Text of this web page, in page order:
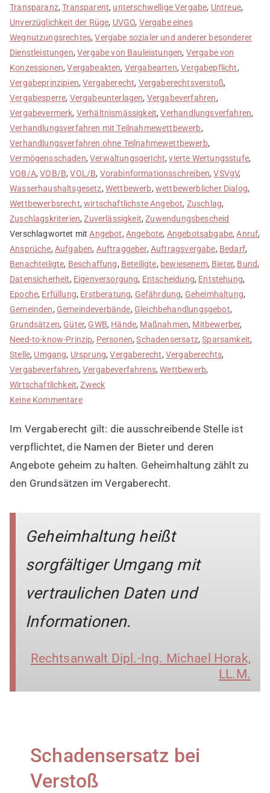
Transparanz,Transparent, unterschwellige Vergabe, Untreue,
Unverzüglichkeit der Rüge, UVGO, Vergabe eines
Wegnutzungsrechtes,Vergabe sozialer und anderer besonderer
Dienstleistungen,Vergabe von Bauleistungen, Vergabe von
Konzessionen,Vergabeakten, Vergabearten,Vergabepflicht,
Vergabeprinzipien,Vergaberecht, Vergaberechtsverstoß,
Vergabesperre, Vergabeunterlagen, Vergabeverfahren,
Vergabevermerk, Verhältnismässigkeit,Verhandlungsverfahren,
Verhandlungsverfahren mit Teilnahmewettbewerb,
Verhandlungsverfahren ohne Teilnahmewettbewerb,
Vermögensschaden,Verwaltungsgericht,vierte Wertungsstufe,
VOB/A,VOB/B,VOL/B, Vorabinformationsschreiben,VSVgV,
Wasserhaushaltsgesetz, Wettbewerb, wettbewerblicher Dialog,
Wettbewerbsrecht,wirtschaftlichste Angebot, Zuschlag,
Zuschlagskriterien,Zuverlässigkeit,Zuwendungsbescheid
Verschlagwortet mitAngebot, Angebote, Angebotsabgabe,Anruf,
Ansprüche, Aufgaben, Auftraggeber, Auftragsvergabe, Bedarf,
Benachteiligte, Beschaffung, Beteiligte, bewiesenem, Bieter, Bund,
Datensicherheit, Eigenversorgung, Entscheidung, Entstehung,
Epoche, Erfüllung, Erstberatung, Gefährdung, Geheimhaltung,
Gemeinden, Gemeindeverbände, Gleichbehandlungsgebot,
Grundsätzen, Güter, GWB, Hände, Maßnahmen, Mitbewerber,
Need-to-know-Prinzip, Personen,Schadensersatz,Sparsamkeit,
Stelle, Umgang, Ursprung,Vergaberecht, Vergaberechts,
Vergabeverfahren,Vergabeverfahrens,Wettbewerb,
Wirtschaftlichkeit,Zweck
Keine Kommentarezu
wahren
Im Vergaberecht gilt: die ausschreibende Stelle ist
verpflichtet, die Namen der Bieter und deren
Angebote geheim zu halten. Geheimhaltung zählt zu
den Grundsätzen im Vergaberecht.
Geheimhaltung heißt
sorgfältiger Umgang mit
vertraulichen Daten und
Informationen.
Rechtsanwalt Dipl.-Ing. Michael Horak,
LL.M.
Schadensersatz bei
Verstoß